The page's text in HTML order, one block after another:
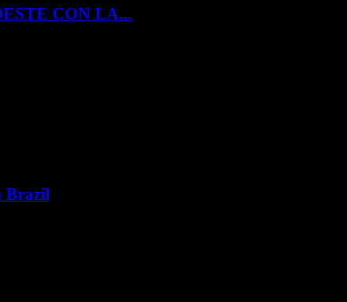
CON LA...
Brazil